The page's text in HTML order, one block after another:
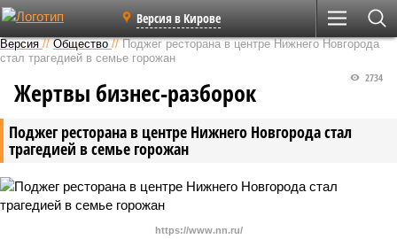
Версия в Кирове
Версия //Общество //Поджег ресторана в центре Нижнего Новгорода
стал трагедией в семье горожан
Поджег ресторана в центре Нижнего Новгорода стал
трагедией в семье горожан
2734
Жертвы бизнес-разборок
https://www.nn.ru/